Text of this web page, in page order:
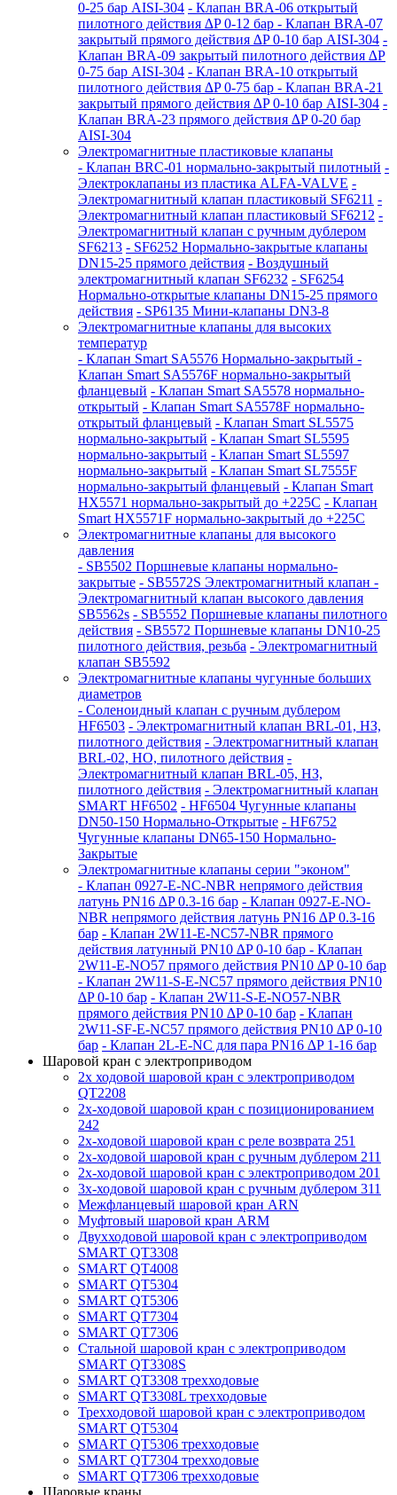
0-25 бар AISI-304 - Клапан BRA-06 открытый
пилотного действия ∆P 0-12 бар - Клапан BRA-07
закрытый прямого действия ∆P 0-10 бар AISI-304 -
Клапан BRA-09 закрытый пилотного действия ∆P
0-75 бар AISI-304 - Клапан BRA-10 открытый
пилотного действия ∆P 0-75 бар - Клапан BRA-21
закрытый прямого действия ∆P 0-10 бар AISI-304 -
Клапан BRA-23 прямого действия ∆P 0-20 бар
AISI-304
Электромагнитные пластиковые клапаны
- Клапан BRC-01 нормально-закрытый пилотный -
Электроклапаны из пластика ALFA-VALVE -
Электромагнитный клапан пластиковый SF6211 -
Электромагнитный клапан пластиковый SF6212 -
Электромагнитный клапан с ручным дублером
SF6213 - SF6252 Нормально-закрытые клапаны
DN15-25 прямого действия - Воздушный
электромагнитный клапан SF6232 - SF6254
Нормально-открытые клапаны DN15-25 прямого
действия - SP6135 Мини-клапаны DN3-8
Электромагнитные клапаны для высоких
температур
- Клапан Smart SA5576 Нормально-закрытый -
Клапан Smart SA5576F нормально-закрытый
фланцевый - Клапан Smart SA5578 нормально-
открытый - Клапан Smart SA5578F нормально-
открытый фланцевый - Клапан Smart SL5575
нормально-закрытый - Клапан Smart SL5595
нормально-закрытый - Клапан Smart SL5597
нормально-закрытый - Клапан Smart SL7555F
нормально-закрытый фланцевый - Клапан Smart
HX5571 нормально-закрытый до +225С - Клапан
Smart HX5571F нормально-закрытый до +225С
Электромагнитные клапаны для высокого
давления
- SB5502 Поршневые клапаны нормально-
закрытые - SB5572S Электромагнитный клапан -
Электромагнитный клапан высокого давления
SB5562s - SB5552 Поршневые клапаны пилотного
действия - SB5572 Поршневые клапаны DN10-25
пилотного действия, резьба - Электромагнитный
клапан SB5592
Электромагнитные клапаны чугунные больших
диаметров
- Соленоидный клапан с ручным дублером
HF6503 - Электромагнитный клапан BRL-01, НЗ,
пилотного действия - Электромагнитный клапан
BRL-02, НО, пилотного действия -
Электромагнитный клапан BRL-05, НЗ,
пилотного действия - Электромагнитный клапан
SMART HF6502 - HF6504 Чугунные клапаны
DN50-150 Нормально-Открытые - HF6752
Чугунные клапаны DN65-150 Нормально-
Закрытые
Электромагнитные клапаны серии "эконом"
- Клапан 0927-E-NC-NBR непрямого действия
латунь PN16 ∆P 0.3-16 бар - Клапан 0927-E-NО-
NBR непрямого действия латунь PN16 ∆P 0.3-16
бар - Клапан 2W11-E-NC57-NBR прямого
действия латунный PN10 ∆P 0-10 бар - Клапан
2W11-E-NO57 прямого действия PN10 ∆P 0-10 бар
- Клапан 2W11-S-E-NC57 прямого действия PN10
∆P 0-10 бар - Клапан 2W11-S-E-NO57-NBR
прямого действия PN10 ∆P 0-10 бар - Клапан
2W11-SF-E-NC57 прямого действия PN10 ∆P 0-10
бар - Клапан 2L-E-NC для пара PN16 ∆P 1-16 бар
Шаровой кран с электроприводом
2x ходовой шаровой кран с электроприводом
QT2208
2x-ходовой шаровой кран с позиционированием
242
2x-ходовой шаровой кран с реле возврата 251
2x-ходовой шаровой кран с ручным дублером 211
2x-ходовой шаровой кран с электроприводом 201
3x-ходовой шаровой кран с ручным дублером 311
Межфланцевый шаровой кран ARN
Муфтовый шаровой кран ARM
Двухходовой шаровой кран с электроприводом
SMART QT3308
SMART QT4008
SMART QT5304
SMART QT5306
SMART QT7304
SMART QT7306
Стальной шаровой кран с электроприводом
SMART QT3308S
SMART QT3308 трехходовые
SMART QT3308L трехходовые
Трехходовой шаровой кран с электроприводом
SMART QT5304
SMART QT5306 трехходовые
SMART QT7304 трехходовые
SMART QT7306 трехходовые